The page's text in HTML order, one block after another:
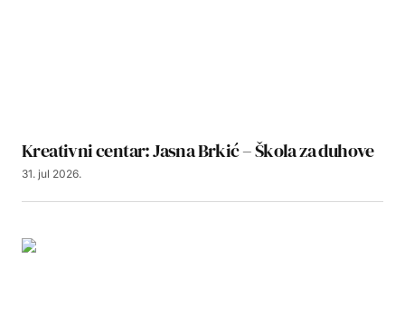
Kreativni centar: Jasna Brkić – Škola za duhove
31. jul 2026.